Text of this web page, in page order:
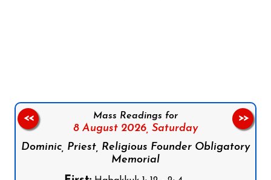
Mass Readings for
8 August 2026, Saturday
Dominic, Priest, Religious Founder Obligatory
Memorial
<< >>